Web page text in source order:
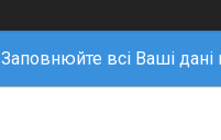
Заповнюйте всі Ваші